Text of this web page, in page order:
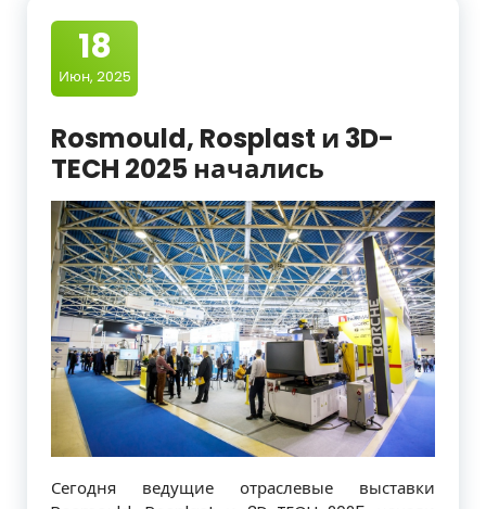
18
Июн, 2025
Rosmould, Rosplast и 3D-
TECH 2025 начались
Сегодня ведущие отраслевые выставки